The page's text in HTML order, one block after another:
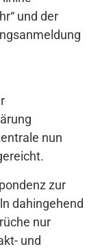
und der
nun
zur
dahingehend
nur
und